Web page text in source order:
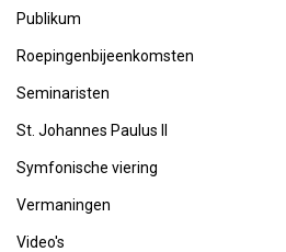
Publikum
Roepingenbijeenkomsten
Seminaristen
St. Johannes Paulus II
Symfonische viering
Vermaningen
Video's